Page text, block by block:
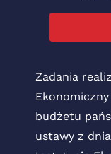
Zadania
budżetu
ustawy z